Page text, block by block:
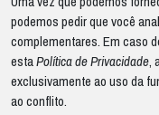
podemos pedir que você
complementares. Em caso
estaPolítica de Privacidade,
exclusivamente ao uso da
ao conflito.